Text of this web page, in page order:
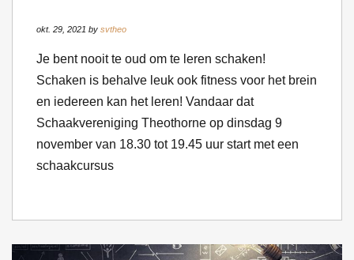
okt. 29, 2021 by svtheo
Je bent nooit te oud om te leren schaken!
Schaken is behalve leuk ook fitness voor het brein
en iedereen kan het leren! Vandaar dat
Schaakvereniging Theothorne op dinsdag 9
november van 18.30 tot 19.45 uur start met een
schaakcursus